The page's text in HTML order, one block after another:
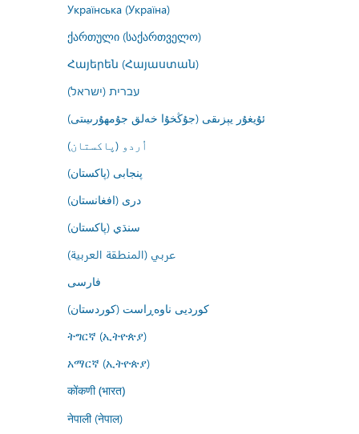
Українська (Україна)
ქართული (საქართველო)
Հայերեն (Հայաստան)
עברית (ישראל)
ئۇيغۇر يېزىقى (جۇڭخۇا خەلق جۇمھۇرىيىتى)
اُردو (پاکستان)
پنجابی (پاکستان)
درى (افغانستان)
سنڌي (پاکستان)
عربي (المنطقة العربية)
فارسى
کوردیی ناوەڕاست (کوردستان)
ትግርኛ (ኢትዮጵያ)
አማርኛ (ኢትዮጵያ)
कोंकणी (भारत)
नेपाली (नेपाल)